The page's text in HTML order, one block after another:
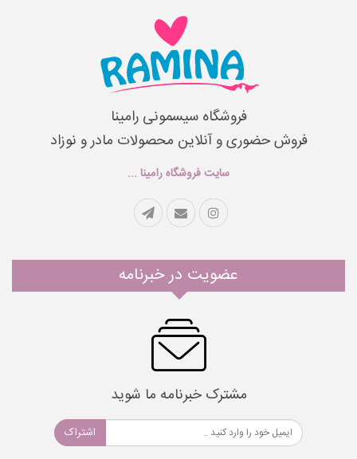
فروشگاه سیسمونی رامینا
فروش حضوری و آنلاین محصولات مادر و نوزاد
سایت فروشگاه رامینا ...
عضویت در خبرنامه
مشترک خبرنامه ما شوید
اشتراک